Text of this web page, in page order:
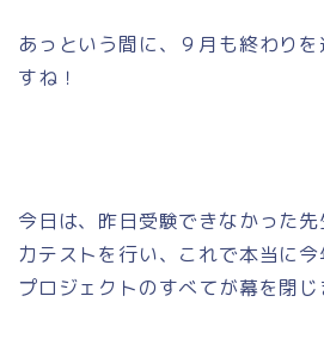
あっという間に、９月も終わり
すね！
今日は、昨日受験できなかった
力テストを行い、これで本当に
プロジェクトのすべてが幕を閉じ